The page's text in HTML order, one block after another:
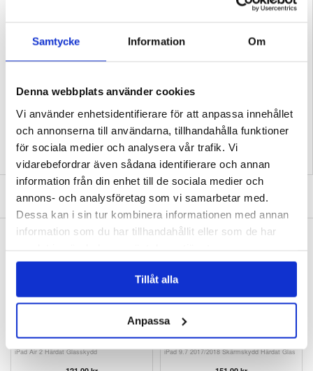
Samtycke Information Om
Denna webbplats använder cookies
Vi använder enhetsidentifierare för att anpassa innehållet
och annonserna till användarna, tillhandahålla funktioner
för sociala medier och analysera vår trafik. Vi
vidarebefordrar även sådana identifierare och annan
information från din enhet till de sociala medier och
annons- och analysföretag som vi samarbetar med.
Dessa kan i sin tur kombinera informationen med annan
information som du har tillhandahållit eller som de har
Tillåt alla
Anpassa
Inbyggt stabilt stöd för handsfree-tittande
EAN: 5714122207296
Skal & Tillbehör
ANDRA KUNDER HAR OCKSÅ KÖPT
Skärmskydd - 9H - Klar
iPad Air 2 Härdat Glasskydd iPad 9.7 2017/2018 Skärmskydd Härdat Glas